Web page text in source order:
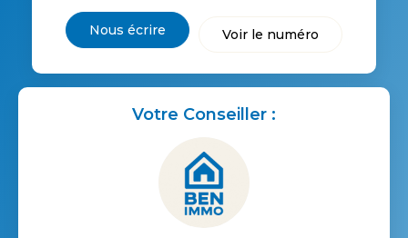
Nous écrire Voir le numéro
Votre Conseiller :